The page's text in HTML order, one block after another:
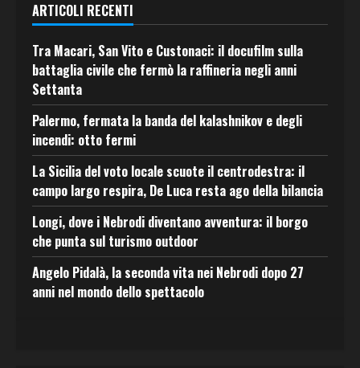
ARTICOLI RECENTI
Tra Macari, San Vito e Custonaci: il docufilm sulla
battaglia civile che fermò la raffineria negli anni
Settanta
Palermo, fermata la banda del kalashnikov e degli
incendi: otto fermi
La Sicilia del voto locale scuote il centrodestra: il
campo largo respira, De Luca resta ago della bilancia
Longi, dove i Nebrodi diventano avventura: il borgo
che punta sul turismo outdoor
Angelo Pidalà, la seconda vita nei Nebrodi dopo 27
anni nel mondo dello spettacolo